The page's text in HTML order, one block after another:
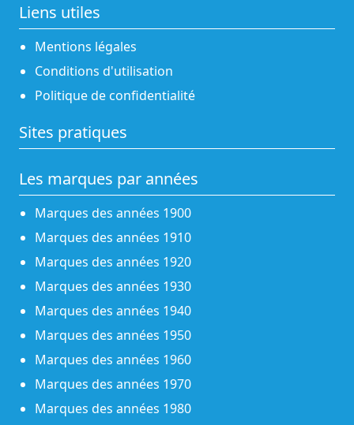
Liens utiles
Mentions légales
Conditions d'utilisation
Politique de confidentialité
Sites pratiques
Les marques par années
Marques des années 1900
Marques des années 1910
Marques des années 1920
Marques des années 1930
Marques des années 1940
Marques des années 1950
Marques des années 1960
Marques des années 1970
Marques des années 1980